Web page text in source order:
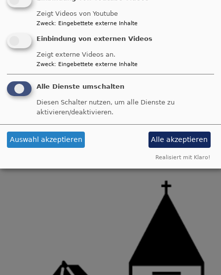
Anmeldung Konfi3
Angela Zielke
Zeigt Videos von Youtube
Zweck: Eingebettete externe Inhalte
Einbindung von externen Videos
Zeigt externe Videos an.
Zweck: Eingebettete externe Inhalte
Alle Dienste umschalten
Diesen Schalter nutzen, um alle Dienste zu
aktivieren/deaktivieren.
Auswahl akzeptieren Alle akzeptieren
Realisiert mit Klaro!